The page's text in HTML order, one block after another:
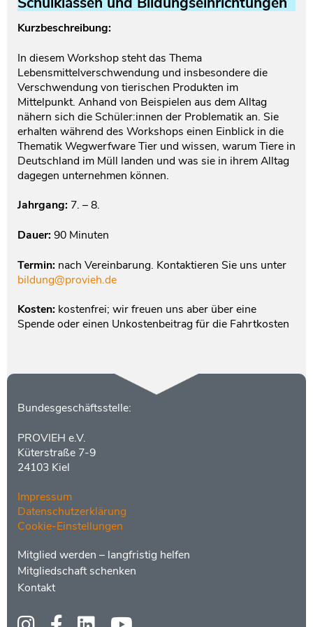
Kurzbeschreibung:
In diesem Workshop steht das Thema
Lebensmittelverschwendung und insbesondere die
Verschwendung von tierischen Produkten im
Mittelpunkt. Anhand von Beispielen aus dem Alltag
nähern sich die Schüler:innen der Problematik an. Sie
erhalten während des Workshops einen Einblick in die
Thematik Wegwerfware Tier und wissen, warum Tiere in
Deutschland im Müll landen und was sie in ihrem Alltag
dagegen unternehmen können.
Jahrgang: 7. – 8.
Dauer: 90 Minuten
Termin: nach Vereinbarung. Kontaktieren Sie uns unter
bildung@provieh.de
Kosten: kostenfrei; wir freuen uns aber über eine
Spende oder einen Unkostenbeitrag für die Fahrtkosten
Kontakt
Bundesgeschäftsstelle:
PROVIEH e.V.
Küterstraße 7-9
24103 Kiel
Impressum
Datenschutzerklärung
Cookie-Einstellungen
Menüs
Footer
2
Mitglied werden – langfristig helfen
Mitgliedschaft schenken
Kontakt
Social
Testament und Nachlass
Netzwerk- und Kooperationspartner